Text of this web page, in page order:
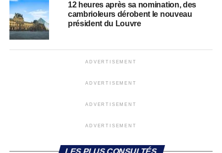
12 heures après sa nomination, des
cambrioleurs dérobent le nouveau
président du Louvre
ADVERTISEMENT
ADVERTISEMENT
ADVERTISEMENT
ADVERTISEMENT
LES PLUS CONSULTÉS